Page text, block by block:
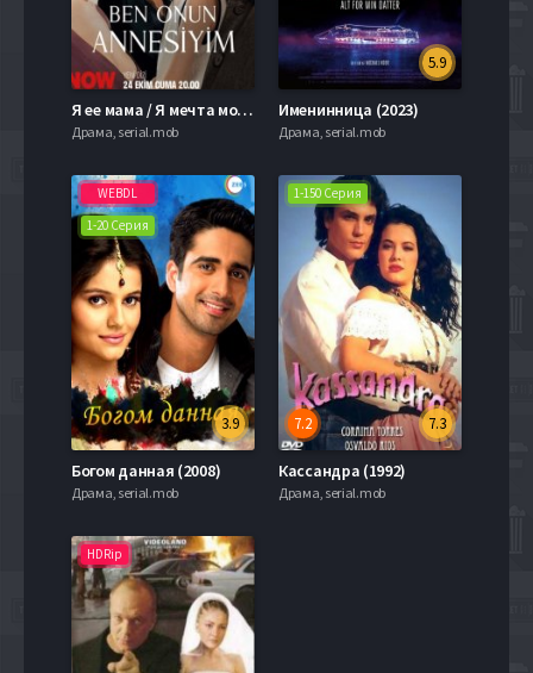
Я ее мама / Я мечта моей матери (2025)
Драма, serial.mob
5.9
Именинница (2023)
Драма, serial.mob
WEBDL
1-20 Серия
3.9
Богом данная (2008)
Драма, serial.mob
1-150 Серия
7.3
7.2
Кассандра (1992)
Драма, serial.mob
HDRip